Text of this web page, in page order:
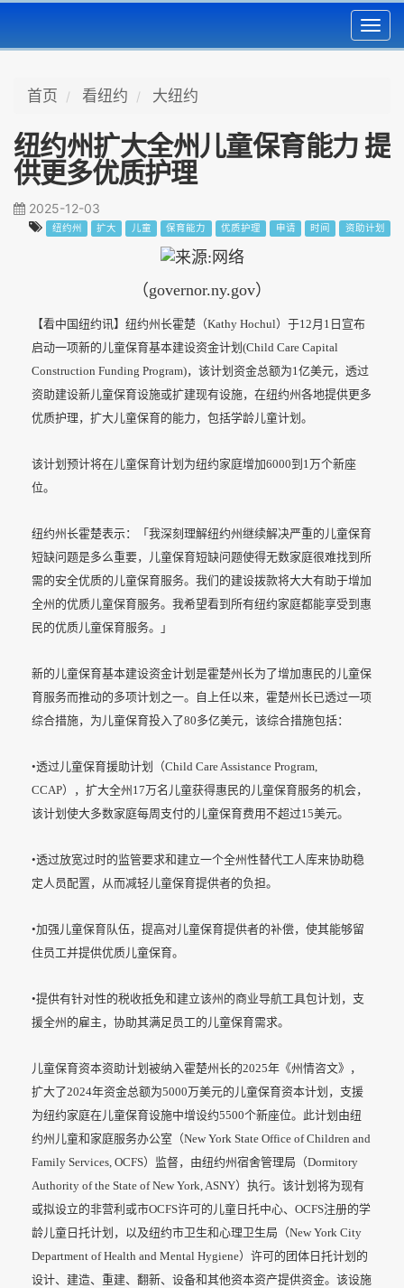
首页 看纽约 大纽约
纽约州扩大全州儿童保育能力 提
供更多优质护理
2025-12-03
纽约州 扩大 儿童 保育能力 优质护理 申请 时间 资助计划
（governor.ny.gov）
【看中国纽约讯】纽约州长霍楚（Kathy Hochul）于12月1日宣布
启动一项新的儿童保育基本建设资金计划(Child Care Capital
Construction Funding Program)，该计划资金总额为1亿美元，透过
资助建设新儿童保育设施或扩建现有设施，在纽约州各地提供更多
优质护理，扩大儿童保育的能力，包括学龄儿童计划。
该计划预计将在儿童保育计划为纽约家庭增加6000到1万个新座
位。
纽约州长霍楚表示：「我深刻理解纽约州继续解决严重的儿童保育
短缺问题是多么重要，儿童保育短缺问题使得无数家庭很难找到所
需的安全优质的儿童保育服务。我们的建设拨款将大大有助于增加
全州的优质儿童保育服务。我希望看到所有纽约家庭都能享受到惠
民的优质儿童保育服务。」
新的儿童保育基本建设资金计划是霍楚州长为了增加惠民的儿童保
育服务而推动的多项计划之一。自上任以来，霍楚州长已透过一项
综合措施，为儿童保育投入了80多亿美元，该综合措施包括：
•透过儿童保育援助计划（Child Care Assistance Program,
CCAP），扩大全州17万名儿童获得惠民的儿童保育服务的机会，
该计划使大多数家庭每周支付的儿童保育费用不超过15美元。
•透过放宽过时的监管要求和建立一个全州性替代工人库来协助稳
定人员配置，从而减轻儿童保育提供者的负担。
•加强儿童保育队伍，提高对儿童保育提供者的补偿，使其能够留
住员工并提供优质儿童保育。
•提供有针对性的税收抵免和建立该州的商业导航工具包计划，支
援全州的雇主，协助其满足员工的儿童保育需求。
儿童保育资本资助计划被纳入霍楚州长的2025年《州情咨文》，
扩大了2024年资金总额为5000万美元的儿童保育资本计划，支援
为纽约家庭在儿童保育设施中增设约5500个新座位。此计划由纽
约州儿童和家庭服务办公室（New York State Office of Children and
Family Services, OCFS）监督，由纽约州宿舍管理局（Dormitory
Authority of the State of New York, ASNY）执行。该计划将为现有
或拟设立的非营利或市OCFS许可的儿童日托中心、OCFS注册的学
龄儿童日托计划，以及纽约市卫生和心理卫生局（New York City
Department of Health and Mental Hygiene）许可的团体日托计划的
设计、建造、重建、翻新、设备和其他资本资产提供资金。该设施